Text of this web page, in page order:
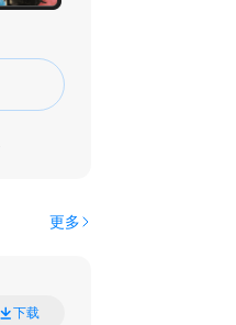
更多
下载